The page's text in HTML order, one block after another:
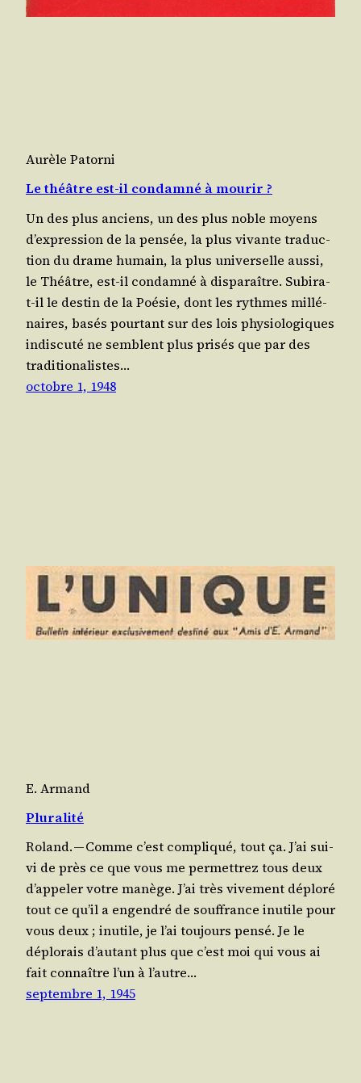
Aurèle Patorni
Le théâtre est-il condamné à mourir ?
Un des plus anciens, un des plus noble moyens
d’ex­pres­sion de la pen­sée, la plus vivante tra­duc­
tion du drame humain, la plus uni­ver­selle aus­si,
le Théâtre, est-il condam­né à dis­pa­raître. Subi­ra-
t-il le des­tin de la Poé­sie, dont les rythmes mil­lé­
naires, basés pour­tant sur des lois phy­sio­lo­giques
indis­cu­té ne semblent plus pri­sés que par des
tra­di­tio­na­listes…
octobre 1, 1948
E. Armand
Pluralité
Roland. — Comme c’est com­pli­qué, tout ça. J’ai sui­
vi de près ce que vous me per­met­trez tous deux
d’ap­pe­ler votre manège. J’ai très vive­ment déplo­ré
tout ce qu’il a engen­dré de souf­france inutile pour
vous deux ; inutile, je l’ai tou­jours pen­sé. Je le
déplo­rais d’au­tant plus que c’est moi qui vous ai
fait connaître l’un à l’autre…
septembre 1, 1945